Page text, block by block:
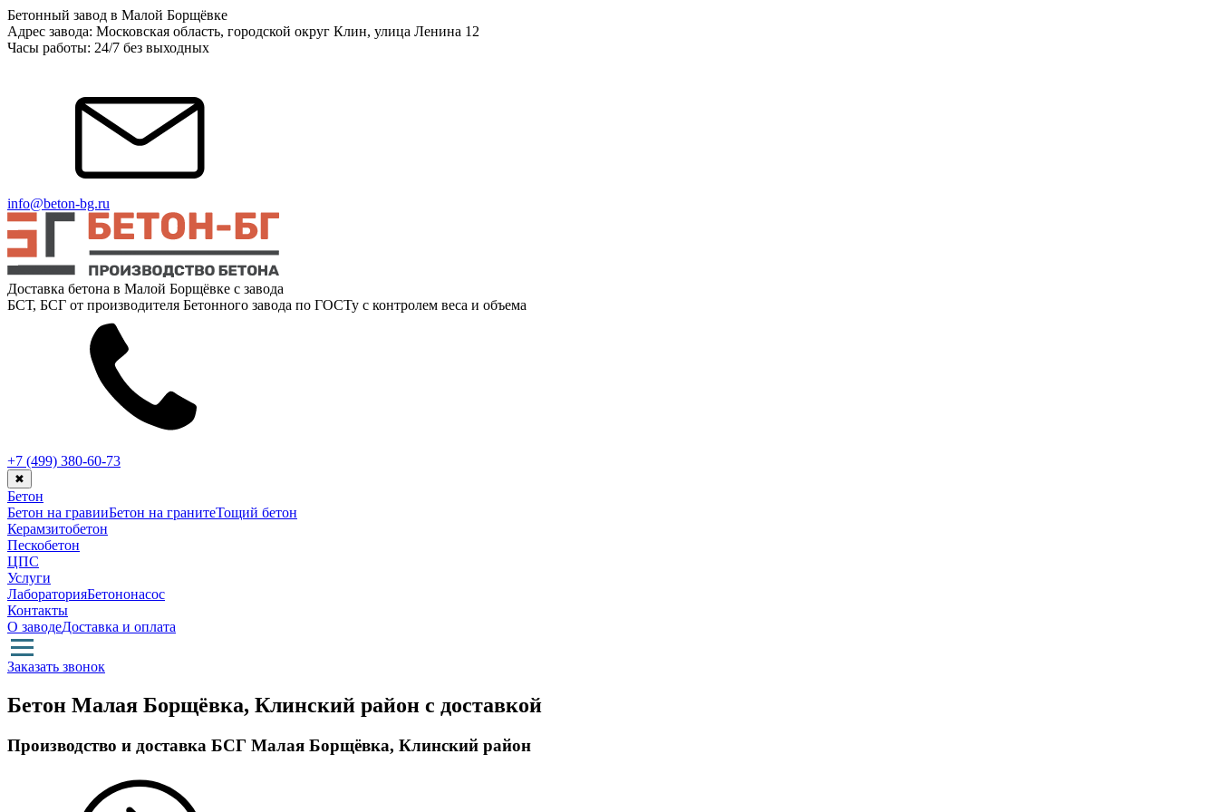
Бетонный завод в Малой Борщёвке
Адрес завода: Московская область, городской округ Клин, улица Ленина 12
Часы работы: 24/7 без выходных
info@beton-bg.ru
Доставка бетона в Малой Борщёвке с завода
БСТ, БСГ от производителя Бетонного завода по ГОСТу с контролем веса и объема
+7 (499) 380-60-73
✖
Бетон
Бетон на гравииБетон на гранитеТощий бетон
Керамзитобетон
Пескобетон
ЦПС
Услуги
ЛабораторияБетононасос
Контакты
О заводеДоставка и оплата
Заказать звонок
Бетон Малая Борщёвка, Клинский район с доставкой
Производство и доставка БСГ Малая Борщёвка, Клинский район